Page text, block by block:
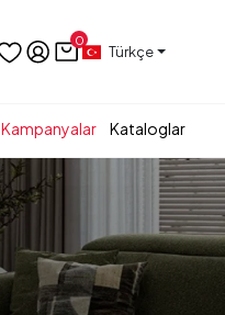
0
Türkçe
Kampanyalar Kataloglar